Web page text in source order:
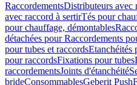
RaccordementsDistributeurs avec
avec raccord à sertirTés pour
pour chauffage, démontables
détachées pour Raccordements
pour tubes et raccordsEtanchéités
pour raccordsFixations pour tubes
raccordementsJoints d'étanchéité
brideConsommablesGeberit